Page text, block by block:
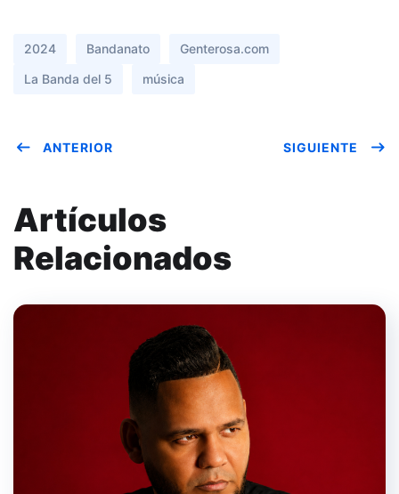
2024 Bandanato
Genterosa.com
La Banda del 5
música
ANTERIOR SIGUIENTE
Artículos
Relacionados